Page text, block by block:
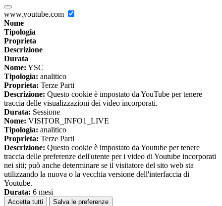
www.youtube.com
Nome
Tipologia
Proprieta
Descrizione
Durata
Nome: YSC
Tipologia: analitico
Proprieta: Terze Parti
Descrizione: Questo cookie è impostato da YouTube per tenere
traccia delle visualizzazioni dei video incorporati.
Durata: Sessione
Nome: VISITOR_INFO1_LIVE
Tipologia: analitico
Proprieta: Terze Parti
Descrizione: Questo cookie è impostato da Youtube per tenere
traccia delle preferenze dell'utente per i video di Youtube incorporati
nei siti; può anche determinare se il visitatore del sito web sta
utilizzando la nuova o la vecchia versione dell'interfaccia di
Youtube.
Durata: 6 mesi
Accetta tutti Salva le preferenze